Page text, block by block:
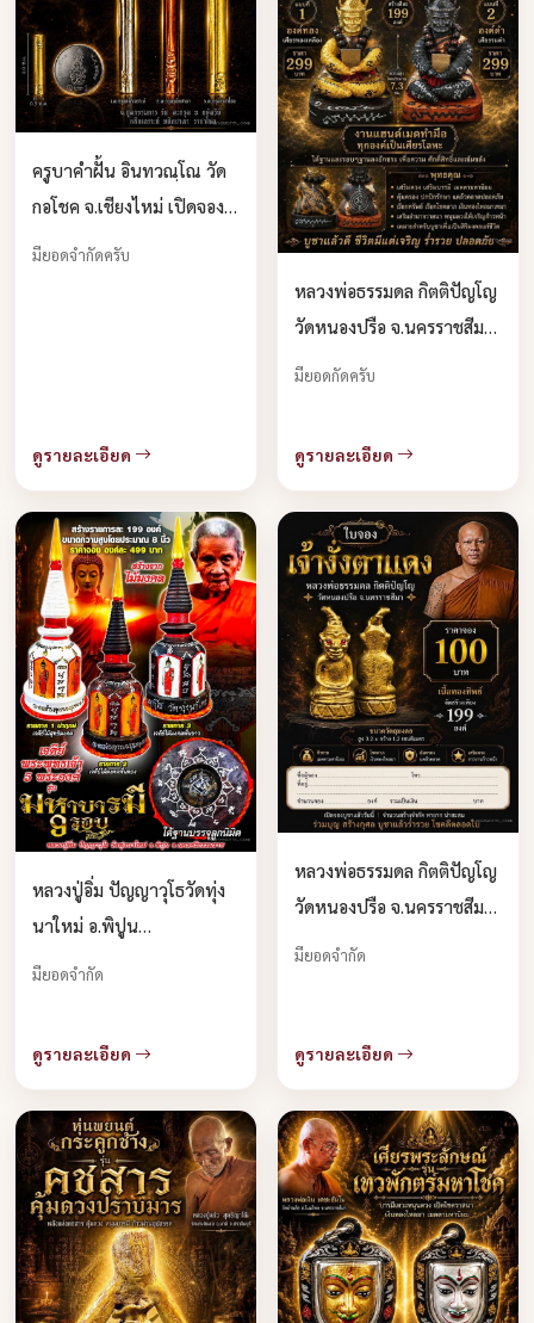
ครูบาคำฝั้น อินทวณฺโณ วัด
กอโชค จ.เชียงไหม่ เปิดจอง
ครับ
มียอดจำกัดครับ
ดูรายละเอียด
หลวงพ่อธรรมดล กิตติปัญโญ
วัดหนองปรือ จ.นครราชสีมา
จองครับ
มียอดกัดครับ
ดูรายละเอียด
หลวงปู่อิ่ม ปัญญาวุโธวัดทุ่ง
นาใหม่ อ.พิปูน
จ.นครศรีธรรมราช เปิดจอง
มียอดจำกัด
ดูรายละเอียด
หลวงพ่อธรรมดล กิตติปัญโญ
วัดหนองปรือ จ.นครราชสีมา
จองครับ
มียอดจำกัด
ดูรายละเอียด